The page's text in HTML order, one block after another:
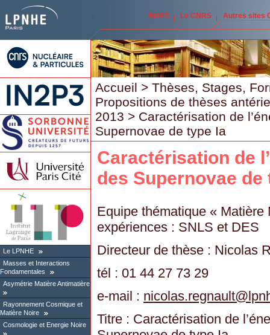
IN2P3 Le CNRS Autres sites
Le LPNHE
Masses et Interactions
Fondamentales
Asymétrie Matière Antimatière
Rayonnement Cosmique et
Matière Noire
Cosmologie et Energie Noire
Accueil > Thèses, Stages,
Propositions de thèses
2013 > Caractérisation de
Supernovae de type Ia
Caractérisation de
des Supernovae de
Equipe thématique « Matière
expériences : SNLS et DES
Directeur de thèse : Nicolas
tél : 01 44 27 73 29
e-mail : nicolas.regnault@
Titre : Caractérisation de